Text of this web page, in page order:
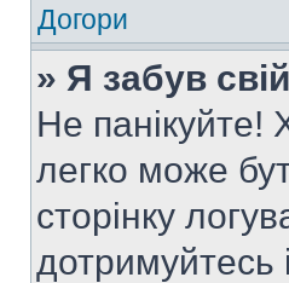
Догори
» Я забув
Не
легко може
сторінку
дотримуйтесь